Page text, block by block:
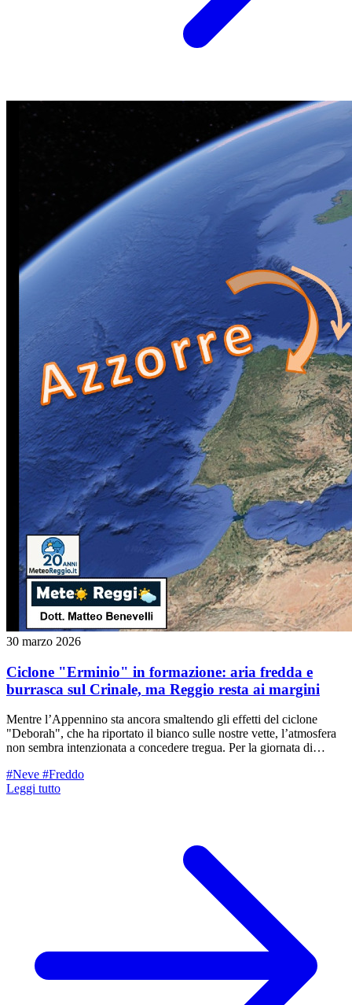
30 marzo 2026
Ciclone "Erminio" in formazione: aria fredda e
burrasca sul Crinale, ma Reggio resta ai margini
Mentre l’Appennino sta ancora smaltendo gli effetti del ciclone
"Deborah", che ha riportato il bianco sulle nostre vette, l’atmosfera
non sembra intenzionata a concedere tregua. Per la giornata di
Ionio, dove prenderà vita una nuova e profonda struttura
depressionaria: il ciclone "Erminio".
#Neve #Freddo
Leggi tutto